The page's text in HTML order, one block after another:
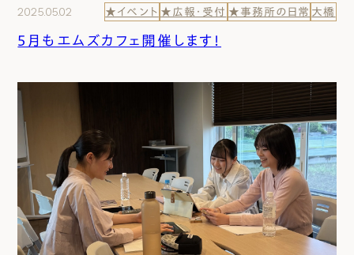
2025.05.02 ★イベント ★広報・受付 ★事務所の日常 大橋
５月もエムズカフェ開催します！